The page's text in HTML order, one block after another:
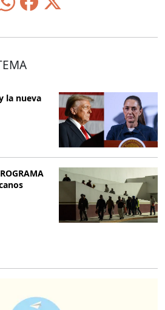
la nueva